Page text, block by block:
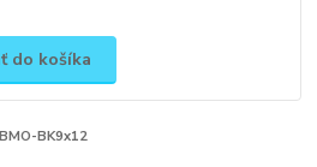
do košíka
BK9x12